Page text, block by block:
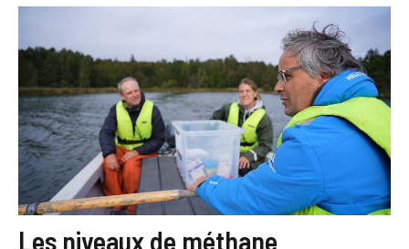
Les niveaux de méthane